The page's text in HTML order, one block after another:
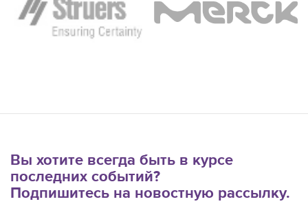
Вы хотите всегда быть в курсе
последних событий?
Подпишитесь на новостную рассылку.